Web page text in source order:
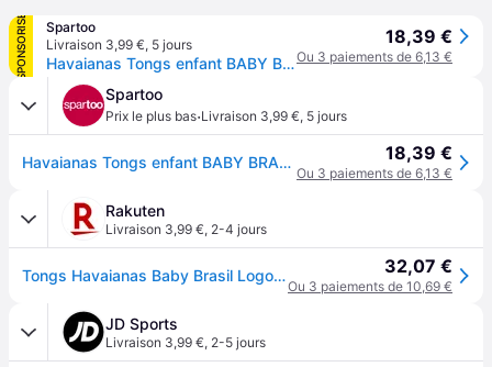
SPONSORISÉ
Spartoo
Livraison 3,99 €, 5 jours
Havaianas Tongs enfant BABY BRASIL LOGO - 22
18,39 €
Ou 3 paiements de 6,13 €
Spartoo
Prix le plus bas·Livraison 3,99 €, 5 jours
Havaianas Tongs enfant BABY BRASIL LOGO - 22 18,39 €
Ou 3 paiements de 6,13 €
Rakuten
Livraison 3,99 €, 2-4 jours
Tongs Havaianas Baby Brasil Logo 2 Bleu - 25 - 26 32,07 €
Ou 3 paiements de 10,69 €
JD Sports
Livraison 3,99 €, 2-5 jours